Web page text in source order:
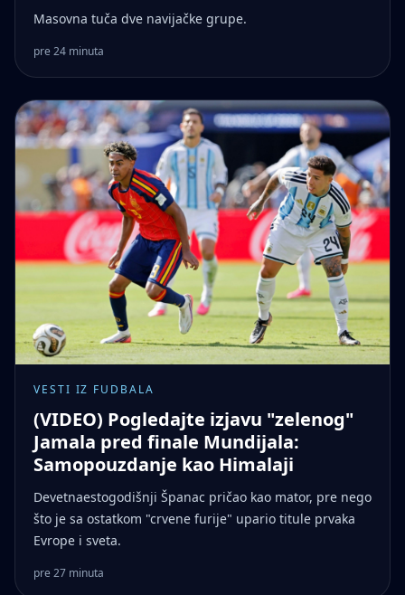
Masovna tuča dve navijačke grupe.
pre 24 minuta
VESTI IZ FUDBALA
(VIDEO) Pogledajte izjavu "zelenog"
Jamala pred finale Mundijala:
Samopouzdanje kao Himalaji
Devetnaestogodišnji Španac pričao kao mator, pre nego
što je sa ostatkom "crvene furije" upario titule prvaka
Evrope i sveta.
pre 27 minuta